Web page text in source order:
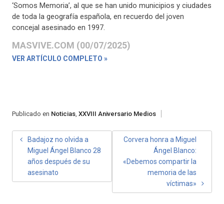
‘Somos Memoria’, al que se han unido municipios y ciudades
de toda la geografía española, en recuerdo del joven
concejal asesinado en 1997.
MASVIVE.COM (00/07/2025)
VER ARTÍCULO COMPLETO »
Publicado en Noticias, XXVIII Aniversario Medios
NAVEGACIÓN
ENTRADAS
Badajoz no olvida a
Miguel Ángel Blanco 28
años después de su
asesinato
Corvera honra a Miguel
Ángel Blanco:
«Debemos compartir la
memoria de las
víctimas»